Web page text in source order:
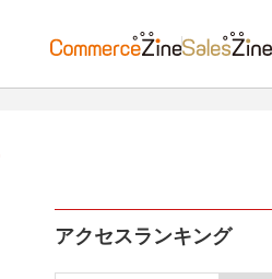
アクセスランキング